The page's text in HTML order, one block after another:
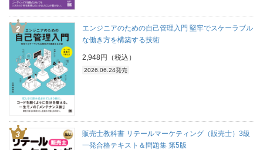
エンジニアのための自己管理入門 堅牢でスケーラブル
な働き方を構築する技術
2,948円（税込）
2026.06.24発売
販売士教科書 リテールマーケティング（販売士）3級
一発合格テキスト＆問題集 第5版